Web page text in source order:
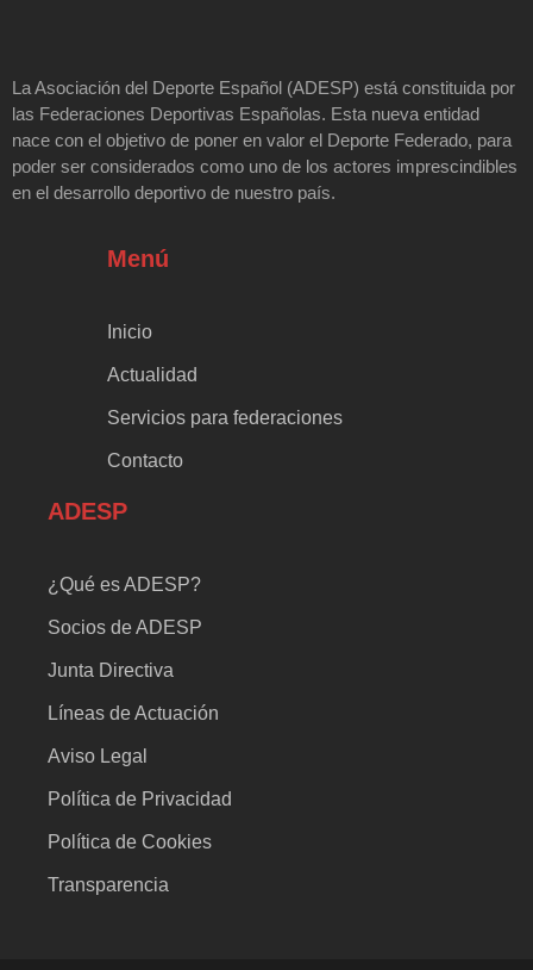
La Asociación del Deporte Español (ADESP) está constituida por
las Federaciones Deportivas Españolas. Esta nueva entidad
nace con el objetivo de poner en valor el Deporte Federado, para
poder ser considerados como uno de los actores imprescindibles
en el desarrollo deportivo de nuestro país.
Menú
Inicio
Actualidad
Servicios para federaciones
Contacto
ADESP
¿Qué es ADESP?
Socios de ADESP
Junta Directiva
Líneas de Actuación
Aviso Legal
Política de Privacidad
Política de Cookies
Transparencia